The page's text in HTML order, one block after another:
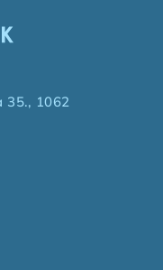
35., 1062